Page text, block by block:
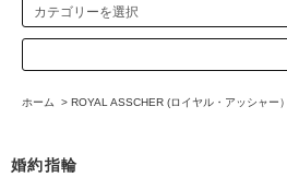
ホーム > ROYAL ASSCHER (ロイヤル・アッシャー）
婚約指輪